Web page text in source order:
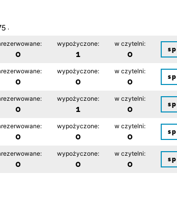
.
0
wypożyczone:
1
w czytelni:
0
0
wypożyczone:
0
w czytelni:
0
0
wypożyczone:
1
w czytelni:
0
0
wypożyczone:
0
w czytelni:
0
0
wypożyczone:
0
w czytelni:
0